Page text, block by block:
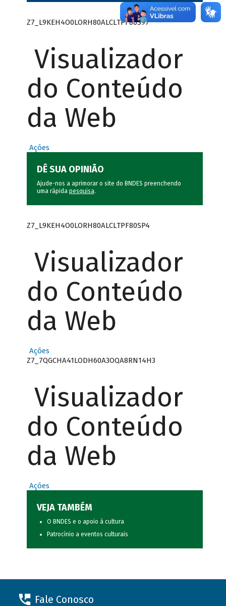
Z7_L9KEH4O0LORH80ALCLTPF80S97
Visualizador
do Conteúdo
da Web
Ações
DÊ SUA OPINIÃO
Ajude-nos a aprimorar o site do BNDES preenchendo
uma rápida pesquisa.
Z7_L9KEH4O0LORH80ALCLTPF80SP4
Visualizador
do Conteúdo
da Web
Ações
Z7_7QGCHA41LODH60A3OQA8RN14H3
Visualizador
do Conteúdo
da Web
Ações
VEJA TAMBÉM
O BNDES e o apoio à cultura
Patrocínio a eventos culturais
Fale Conosco